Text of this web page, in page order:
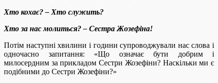
Хто кохає? – Хто служить?
Хто за нас молиться? – Сестра Жозефіна!
Потім наступні хвилини і години супроводжували нас слова і
одночасно запитання: «Що означає бути добрим і
милосердним за прикладом Сестри Жозефіни? Наскільки ми є
подібними до Сестри Жозефіни?»